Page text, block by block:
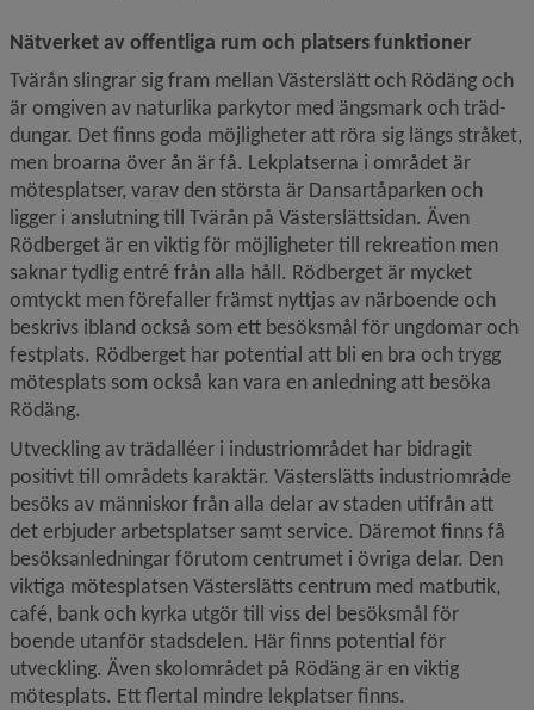
Nätverket av offentliga rum och platsers funktioner
Tvärån slingrar sig fram mellan Västerslätt och Rödäng och
är omgiven av naturlika parkytor med ängsmark och träd­
dungar. Det finns goda möjligheter att röra sig längs stråket,
men broarna över ån är få. Lekplatserna i området är
mötesplatser, varav den största är Dansartåparken och
ligger i anslutning till Tvärån på Västerslättsidan. Även
Rödberget är en viktig för möjligheter till rekreation men
saknar tydlig entré från alla håll. Rödberget är mycket
omtyckt men förefaller främst nyttjas av närboende och
beskrivs ibland också som ett besöksmål för ungdomar och
festplats. Rödberget har potential att bli en bra och trygg
mötesplats som också kan vara en anledning att besöka
Rödäng.
Utveckling av trädalléer i industriområdet har bidragit
positivt till områdets karaktär. Västerslätts industriområde
besöks av människor från alla delar av staden utifrån att
det erbjuder arbetsplatser samt service. Däremot finns få
besöks­anledningar förutom centrumet i övriga delar. Den
viktiga mötesplatsen Västerslätts centrum med matbutik,
café, bank och kyrka utgör till viss del besöksmål för
boende utanför stadsdelen. Här finns potential för
utveckling. Även skol­området på Rödäng är en viktig
mötesplats. Ett flertal mindre lekplatser finns.